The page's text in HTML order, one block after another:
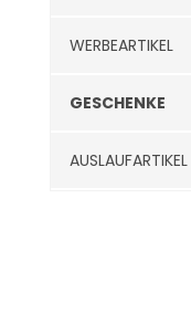
WERBEARTIKEL
GESCHENKE
AUSLAUFARTIKEL